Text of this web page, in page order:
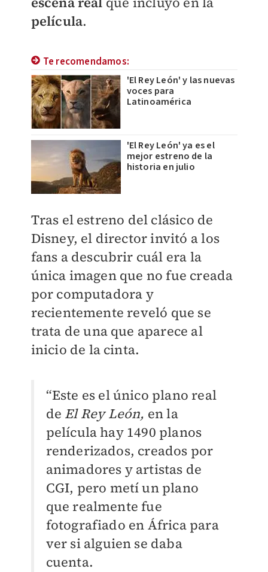
película.
Te recomendamos:
'El Rey León' y las nuevas
voces para
Latinoamérica
'El Rey León' ya es el
mejor estreno de la
historia en julio
Tras el estreno del clásico de
Disney, el director invitó a los
fans a descubrir cuál era la
única imagen que no fue creada
por computadora y
recientemente reveló que se
trata de una que aparece al
inicio de la cinta.
“Este es el único plano real
de El Rey León, en la
película hay 1490 planos
renderizados, creados por
animadores y artistas de
CGI, pero metí un plano
que realmente fue
fotografiado en África para
ver si alguien se daba
cuenta.